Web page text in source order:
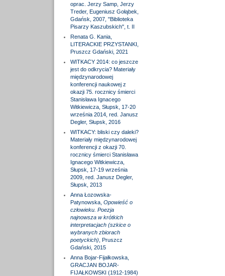
oprac. Jerzy Samp, Jerzy
Treder, Eugeniusz Gołąbek,
Gdańsk, 2007, "Biblioteka
Pisarzy Kaszubskich", t. II
Renata G. Kania,
LITERACKIE PRZYSTANKI,
Pruszcz Gdański, 2021
WITKACY 2014: co jeszcze
jest do odkrycia? Materiały
międzynarodowej
konferencji naukowej z
okazji 75. rocznicy śmierci
Stanisława Ignacego
Witkiewicza, Słupsk, 17-20
września 2014, red. Janusz
Degler, Słupsk, 2016
WITKACY: bliski czy daleki?
Materiały międzynarodowej
konferencji z okazji 70.
rocznicy śmierci Stanisława
Ignacego Witkiewicza,
Słupsk, 17-19 września
2009, red. Janusz Degler,
Słupsk, 2013
Anna Łozowska-
Patynowska, Opowieść o
człowieku. Poezja
najnowsza w krótkich
interpretacjach (szkice o
wybranych zbiorach
poetyckich) , Pruszcz
Gdański, 2015
Anna Bojar-Fijałkowska,
GRACJAN BOJAR-
FIJAŁKOWSKI (1912-1984)